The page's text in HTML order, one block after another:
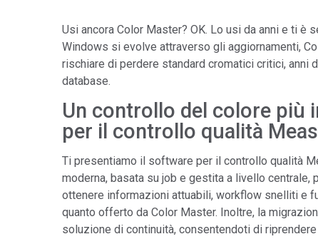
Usi ancora Color Master? OK. Lo usi da anni e ti
Windows si evolve attraverso gli aggiornamenti,
rischiare di perdere standard cromatici critici,
database.
Un controllo del colore più
per il controllo qualità
Ti presentiamo il software per il controllo qualità
moderna, basata su job e gestita a livello
ottenere informazioni attuabili, workflow snelliti e
quanto offerto da Color Master. Inoltre, la
soluzione di continuità, consentendoti di